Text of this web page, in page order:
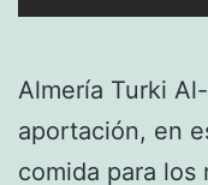
Almería Turki
aportación, en
comida para